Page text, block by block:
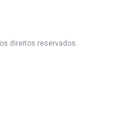
direitos reservados.